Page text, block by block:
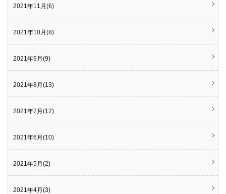
2021年11月(6)
2021年10月(8)
2021年9月(9)
2021年8月(13)
2021年7月(12)
2021年6月(10)
2021年5月(2)
2021年4月(3)